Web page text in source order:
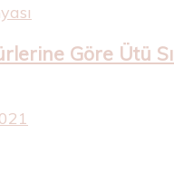
Göre Ütü